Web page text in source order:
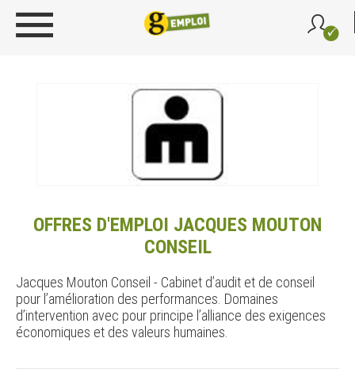
OFFRES D'EMPLOI JACQUES MOUTON
CONSEIL
Jacques Mouton Conseil - Cabinet d’audit et de conseil
pour l’amélioration des performances. Domaines
d’intervention avec pour principe l’alliance des exigences
économiques et des valeurs humaines.